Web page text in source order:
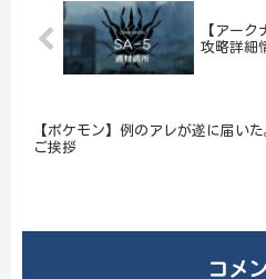
【アー
攻略詳細
【ポケモン】例のアレが遂に届いた
ご挨拶
コメ